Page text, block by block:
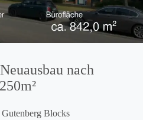
nach
Blocks